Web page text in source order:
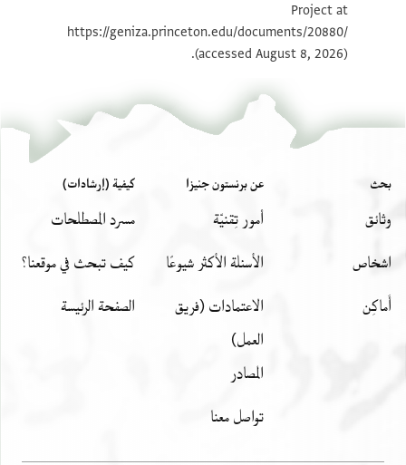
بيان أذونات الصورة
Project at
https://geniza.princeton.edu/documents/20880/
(accessed August 8, 2026).
بحث
وثائق
اشخاص
أَماكِن
عن برنستون جنيزا
أمور تِقنيّة
الأسئلة الأكثر شيوعًا
الاعتمادات (فريق
العمل)
المصادر
تواصل معنا
كيفية (إرشادات)
مسرد المصطلحات
كيف تبحث في موقعنا؟
الصفحة الرئيسة